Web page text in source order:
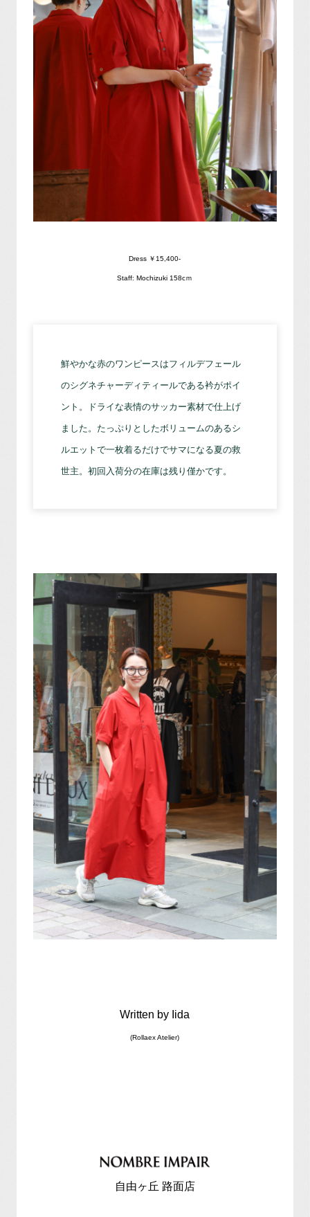
Dress ￥15,400-
Staff: Mochizuki 158cｍ
鮮やかな赤のワンピースはフィルデフェール
のシグネチャーディティールである衿がポイ
ント。ドライな表情のサッカー素材で仕上げ
ました。たっぷりとしたボリュームのあるシ
ルエットで一枚着るだけでサマになる夏の救
世主。初回入荷分の在庫は残り僅かです。
Written by Iida
(Rollaex Atelier)
自由ヶ丘 路面店